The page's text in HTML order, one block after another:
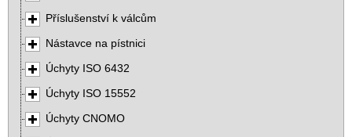
Příslušenství k válcům
Nástavce na pístnici
Úchyty ISO 6432
Úchyty ISO 15552
Úchyty CNOMO